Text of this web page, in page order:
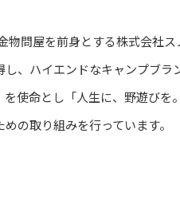
問屋を前身とする株式会社
、ハイエンドなキャンプブラ
使命とし「人生に、野遊びを
の取り組みを行っています。